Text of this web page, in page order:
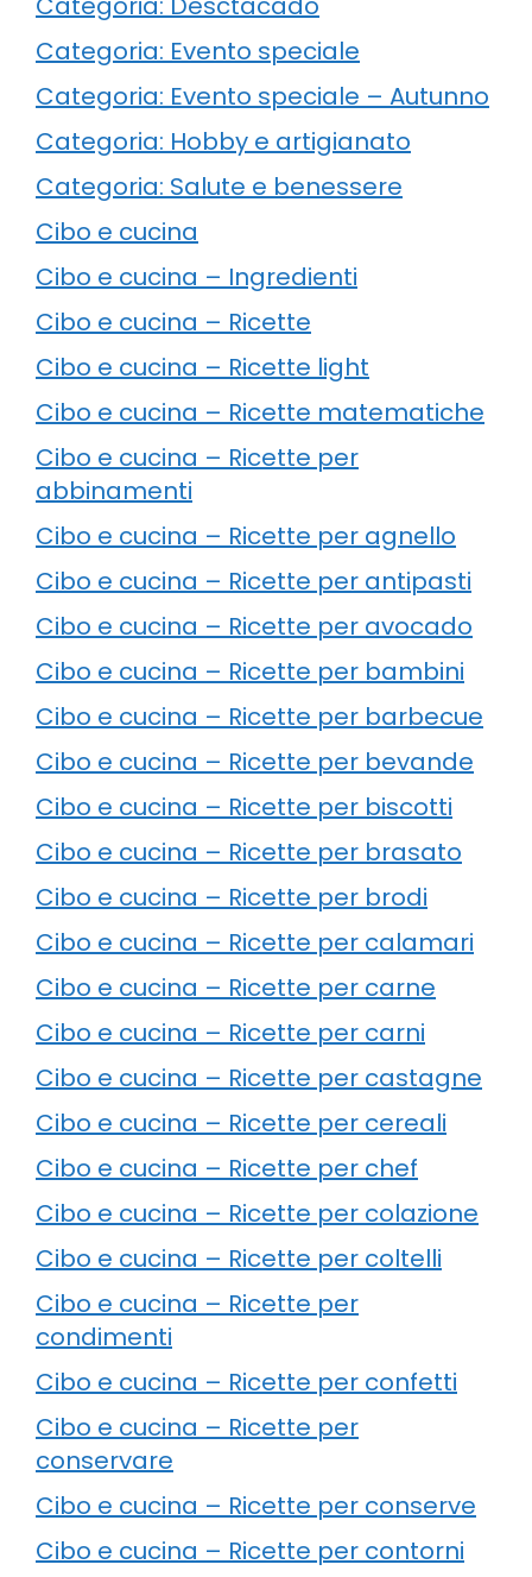
Categoria: Evento speciale
Categoria: Evento speciale – Autunno
Categoria: Hobby e artigianato
Categoria: Salute e benessere
Cibo e cucina
Cibo e cucina – Ingredienti
Cibo e cucina – Ricette
Cibo e cucina – Ricette light
Cibo e cucina – Ricette matematiche
Cibo e cucina – Ricette per
abbinamenti
Cibo e cucina – Ricette per agnello
Cibo e cucina – Ricette per antipasti
Cibo e cucina – Ricette per avocado
Cibo e cucina – Ricette per bambini
Cibo e cucina – Ricette per barbecue
Cibo e cucina – Ricette per bevande
Cibo e cucina – Ricette per biscotti
Cibo e cucina – Ricette per brasato
Cibo e cucina – Ricette per brodi
Cibo e cucina – Ricette per calamari
Cibo e cucina – Ricette per carne
Cibo e cucina – Ricette per carni
Cibo e cucina – Ricette per castagne
Cibo e cucina – Ricette per cereali
Cibo e cucina – Ricette per chef
Cibo e cucina – Ricette per colazione
Cibo e cucina – Ricette per coltelli
Cibo e cucina – Ricette per
condimenti
Cibo e cucina – Ricette per confetti
Cibo e cucina – Ricette per
conservare
Cibo e cucina – Ricette per conserve
Cibo e cucina – Ricette per contorni